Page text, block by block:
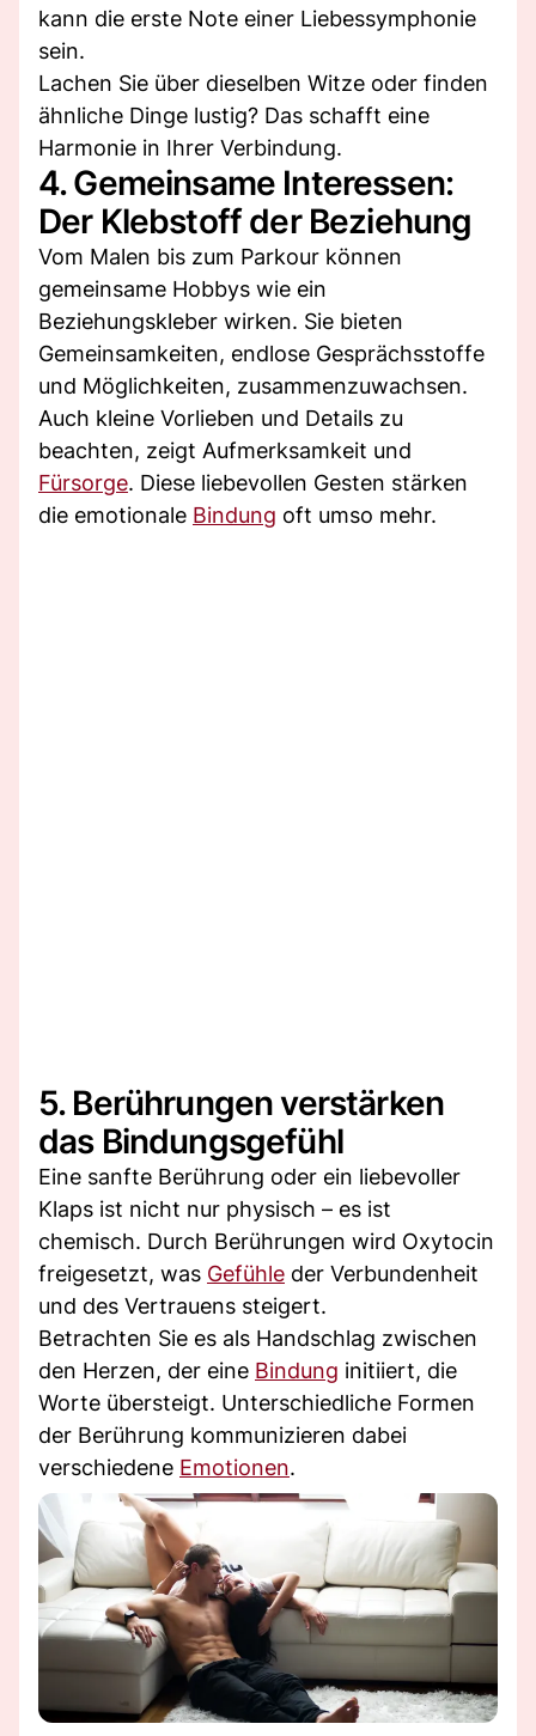
kann die erste Note einer Liebessymphonie
sein.
Lachen Sie über dieselben Witze oder finden
ähnliche Dinge lustig? Das schafft eine
Harmonie in Ihrer Verbindung.
4. Gemeinsame Interessen:
Der Klebstoff der Beziehung
Vom Malen bis zum Parkour können
gemeinsame Hobbys wie ein
Beziehungskleber wirken. Sie bieten
Gemeinsamkeiten, endlose Gesprächsstoffe
und Möglichkeiten, zusammenzuwachsen.
Auch kleine Vorlieben und Details zu
beachten, zeigt Aufmerksamkeit und
Fürsorge. Diese liebevollen Gesten stärken
die emotionale Bindung oft umso mehr.
5. Berührungen verstärken
das Bindungsgefühl
Eine sanfte Berührung oder ein liebevoller
Klaps ist nicht nur physisch – es ist
chemisch. Durch Berührungen wird Oxytocin
freigesetzt, was Gefühle der Verbundenheit
und des Vertrauens steigert.
Betrachten Sie es als Handschlag zwischen
den Herzen, der eine Bindung initiiert, die
Worte übersteigt. Unterschiedliche Formen
der Berührung kommunizieren dabei
verschiedene Emotionen.